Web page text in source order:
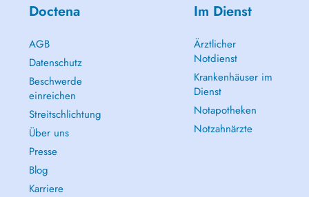
Doctena
AGB
Datenschutz
Beschwerde
einreichen
Streitschlichtung
Über uns
Presse
Blog
Karriere
Im Dienst
Ärztlicher
Notdienst
Krankenhäuser im
Dienst
Notapotheken
Notzahnärzte